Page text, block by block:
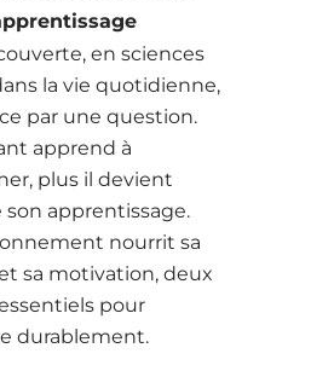
en sciences
la vie quotidienne,
par une question.
apprend à
plus il devient
son apprentissage.
nourrit sa
sa motivation, deux
pour
durablement.